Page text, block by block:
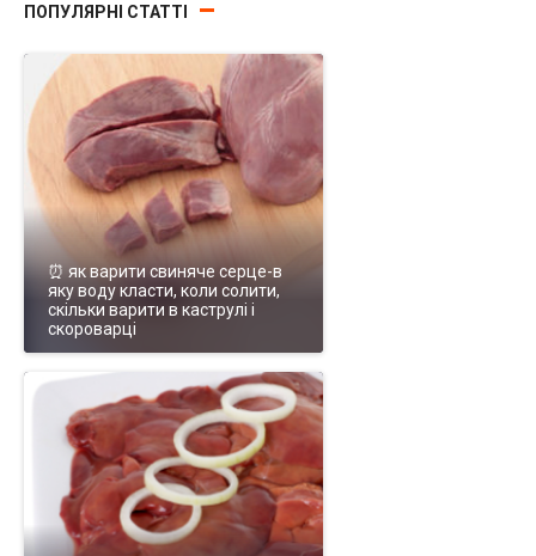
ПОПУЛЯРНІ СТАТТІ
⏰ як варити свиняче серце-в
яку воду класти, коли солити,
скільки варити в каструлі і
скороварці